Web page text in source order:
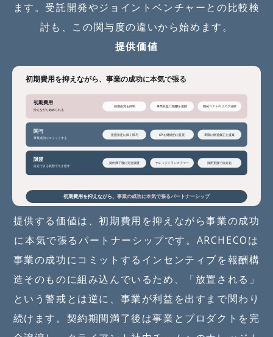
ます。受託開発やジョイントベンチャーとの比較検
討も、この関与度の違いから始めます。
提供価値
提供する価値は、初期費用を抑えながら事業の成功
に本気で張るパートナーシップです。ARCHECOは
事業の成功にコミットするインセンティブを報酬構
造そのものに組み込んでいるため、「放置される」
という警戒とは逆に、事業が利益を出すまで関わり
続けます。契約期間満了後は事業とプロダクトを完